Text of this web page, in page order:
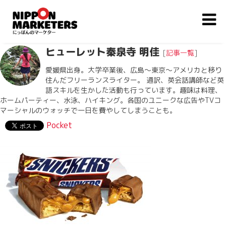
ヒューレット秦泉寺 明佳 [記事一覧]
愛媛県出身。大学卒業後、広島〜東京〜アメリカと移り
住んだフリーランスライター。 通訳、英会話講師など英
語スキルを生かした活動も行っています。趣味は料理、
ホームパーティー、水泳、ハイキング。各国のユニークな広告やTVコ
マーシャルのウォッチで一日を費やしてしまうことも。
Pocket